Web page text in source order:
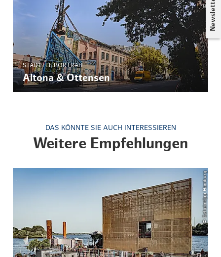
Newsletter
STADTTEILPORTRAIT
Altona & Ottensen
DAS KÖNNTE SIE AUCH INTERESSIEREN
Weitere Empfehlungen
© Geheimtipp Hamburg